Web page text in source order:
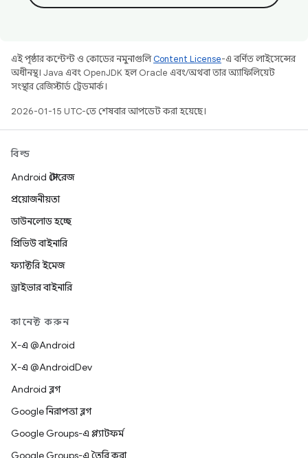
এই পৃষ্ঠার কন্টেন্ট ও কোডের নমুনাগুলিContent License-এ বর্ণিত লাইসেন্সের
অধীনস্থ। Java এবং OpenJDK হল Oracle এবং/অথবা তার অ্যাফিলিয়েট
সংস্থার রেজিস্টার্ড ট্রেডমার্ক।
2026-01-15 UTC-তে শেষবার আপডেট করা হয়েছে।
বিল্ড
Android স্টোরেজ
প্রয়োজনীয়তা
ডাউনলোড হচ্ছে
প্রিভিউ বাইনারি
ফ্যাক্টরি ইমেজ
ড্রাইভার বাইনারি
কানেক্ট করুন
X-এ @Android
X-এ @AndroidDev
Android ব্লগ
Google নিরাপত্তা ব্লগ
Google Groups-এ প্ল্যাটফর্ম
Google Groups-এ তৈরি করা